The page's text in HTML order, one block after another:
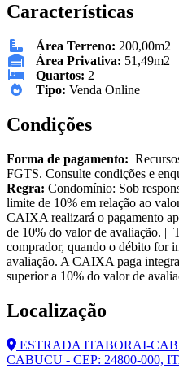
Características
Área Terreno: 200,00m2
Área Privativa: 51,49m2
Quartos: 2
Tipo: Venda Online
Condições
Forma de pagamento:
FGTS. Consulte condições e
Regra: Condomínio: Sob
limite de 10% em relação ao
CAIXA realizará o pagamento
de 10% do valor de avaliação. |
comprador, quando o débito for
avaliação. A CAIXA paga
superior a 10% do valor de
Localização
ESTRADA ITABORAI-
CABUCU - CEP: 24800-000,